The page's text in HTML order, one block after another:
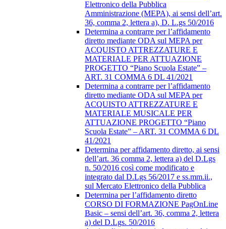
Elettronico della Pubblica
Amministrazione (MEPA), ai sensi dell’art.
36, comma 2, lettera a), D. L.gs 50/2016
Determina a contrarre per l’affidamento
diretto mediante ODA sul MEPA per
ACQUISTO ATTREZZATURE E
MATERIALE PER ATTUAZIONE
PROGETTO “Piano Scuola Estate” –
ART. 31 COMMA 6 DL 41/2021
Determina a contrarre per l’affidamento
diretto mediante ODA sul MEPA per
ACQUISTO ATTREZZATURE E
MATERIALE MUSICALE PER
ATTUAZIONE PROGETTO “Piano
Scuola Estate” – ART. 31 COMMA 6 DL
41/2021
Determina per affidamento diretto, ai sensi
dell’art. 36 comma 2, lettera a) del D.Lgs
n. 50/2016 così come modificato e
integrato dal D.Lgs 56/2017 e ss.mm.ii.,
sul Mercato Elettronico della Pubblica
Determina per l’affidamento diretto
CORSO DI FORMAZIONE PagOnLine
Basic – sensi dell’art. 36, comma 2, lettera
a) del D.Lgs. 50/2016